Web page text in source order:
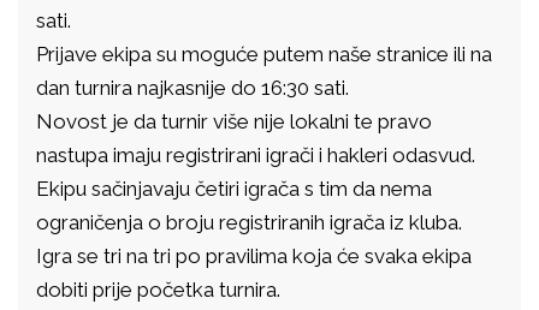
sati.
Prijave ekipa su moguće putem naše stranice ili na
dan turnira najkasnije do 16:30 sati.
Novost je da turnir više nije lokalni te pravo
nastupa imaju registrirani igrači i hakleri odasvud.
Ekipu sačinjavaju četiri igrača s tim da nema
ograničenja o broju registriranih igrača iz kluba.
Igra se tri na tri po pravilima koja će svaka ekipa
dobiti prije početka turnira.